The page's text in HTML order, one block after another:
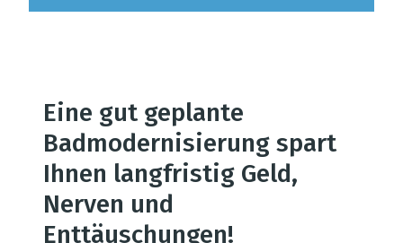
Eine gut geplante
Badmodernisierung spart
Ihnen langfristig Geld,
Nerven und
Enttäuschungen!